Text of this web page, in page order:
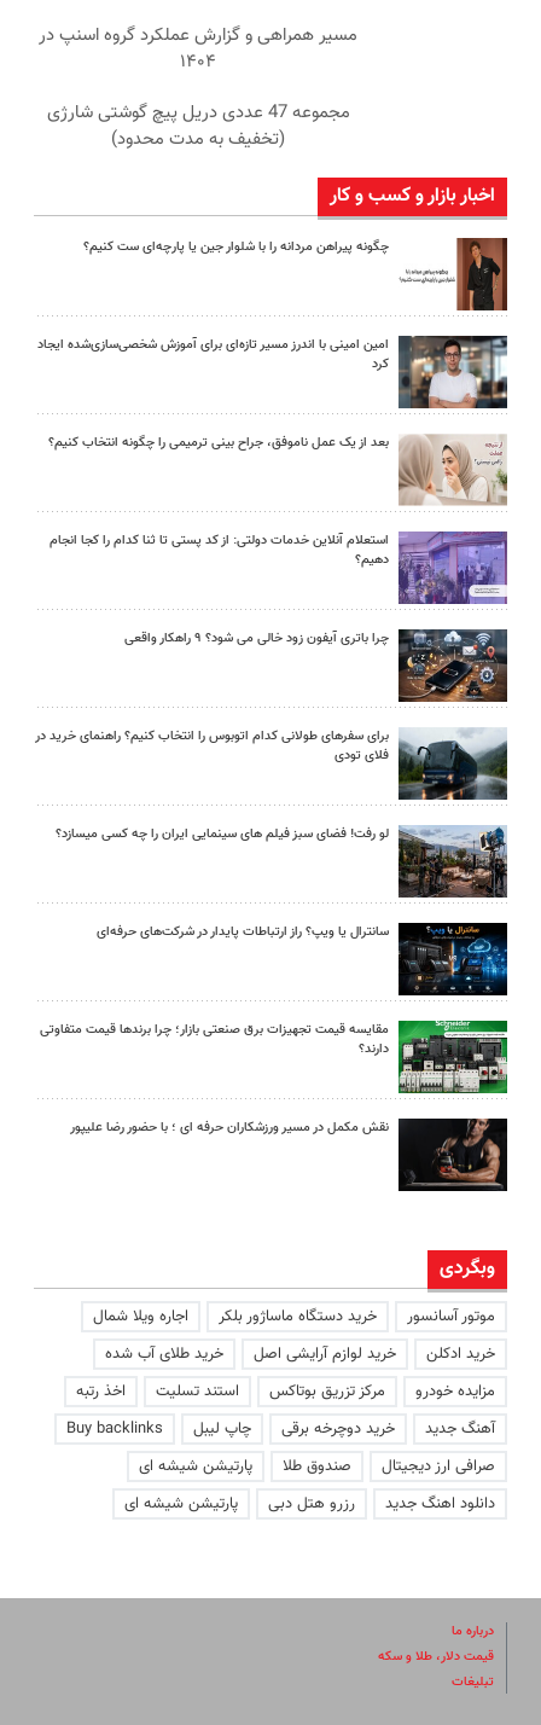
مسیر همراهی و گزارش عملکرد گروه اسنپ در
۱۴۰۴
مجموعه 47 عددی دریل پیچ گوشتی شارژی
(تخفیف به مدت محدود)
اخبار بازار و کسب و کار
چگونه پیراهن مردانه را با شلوار جین یا پارچه‌ای ست کنیم؟
امین امینی با اندرز مسیر تازه‌ای برای آموزش شخصی‌سازی‌شده ایجاد
کرد
بعد از یک عمل ناموفق، جراح بینی ترمیمی را چگونه انتخاب کنیم؟
استعلام آنلاین خدمات دولتی: از کد پستی تا ثنا کدام را کجا انجام
دهیم؟
چرا باتری آیفون زود خالی می شود؟ ۹ راهکار واقعی
برای سفرهای طولانی کدام اتوبوس را انتخاب کنیم؟ راهنمای خرید در
فلای تودی
لو رفت! فضای سبز فیلم های سینمایی ایران را چه کسی میسازد؟
سانترال یا ویپ؟ راز ارتباطات پایدار در شرکت‌های حرفه‌ای
مقایسه قیمت تجهیزات برق صنعتی بازار؛ چرا برندها قیمت متفاوتی
دارند؟
نقش مکمل در مسیر ورزشکاران حرفه ای ؛ با حضور رضا علیپور
وبگردی
موتور آسانسور خرید دستگاه ماساژور بلکر
اجاره ویلا شمال
خرید ادکلن
خرید لوازم آرایشی اصل
خرید طلای آب شده
مزایده خودرو
مرکز تزریق بوتاکس استند تسلیت
اخذ رتبه
آهنگ جدید
خرید دوچرخه برقی چاپ لیبل
Buy backlinks
صرافی ارز دیجیتال
صندوق طلا
پارتیشن شیشه ای
دانلود اهنگ جدید
رزرو هتل دبی پارتیشن شیشه ای
درباره ما
قیمت دلار، طلا و سکه
تبلیغات